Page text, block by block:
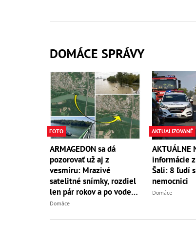
DOMÁCE SPRÁVY
FOTO
ARMAGEDON sa dá
pozorovať už aj z
vesmíru: Mrazivé
satelitné snímky, rozdiel
len pár rokov a po vode
ani stopy!
Domáce
AKTUALIZOVANÉ
AKTUÁLNE
informácie
Šali: 8 ľudí
nemocnici
Domáce